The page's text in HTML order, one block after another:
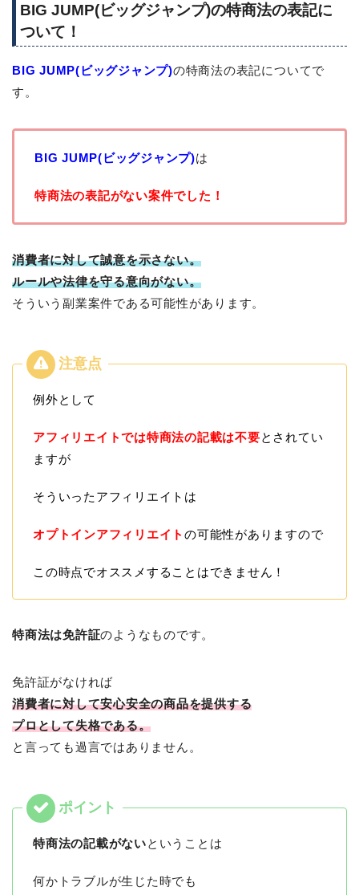
BIG JUMP(ビッグジャンプ)の特商法の表記に
ついて！
BIG JUMP(ビッグジャンプ)の特商法の表記についてで
す。
BIG JUMP(ビッグジャンプ)は
特商法の表記がない案件でした！
消費者に対して誠意を示さない。
ルールや法律を守る意向がない。
そういう副業案件である可能性があります。
例外として
アフィリエイトでは特商法の記載は不要とされてい
ますが
そういったアフィリエイトは
オプトインアフィリエイトの可能性がありますので
この時点でオススメすることはできません！
特商法は免許証のようなものです。
免許証がなければ
消費者に対して安心安全の商品を提供する
プロとして失格である。
と言っても過言ではありません。
特商法の記載がないということは
何かトラブルが生じた時でも